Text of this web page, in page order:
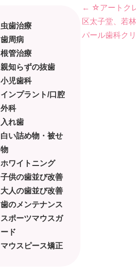
投
稿
← ☆アートク
区太子堂、若
パール歯科クリ
虫歯治療
歯周病
根管治療
親知らずの抜歯
小児歯科
インプラント/口腔
外科
入れ歯
白い詰め物・被せ
物
ホワイトニング
子供の歯並び改善
大人の歯並び改善
歯のメンテナンス
スポーツマウスガ
ード
マウスピース矯正